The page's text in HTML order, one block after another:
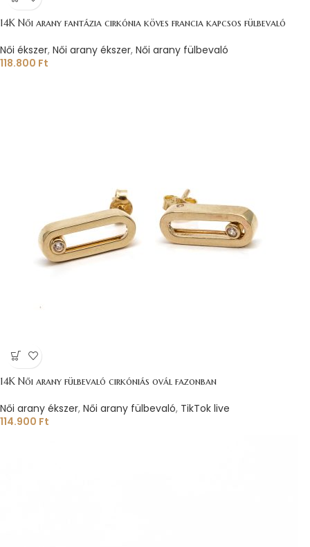
14K Női arany fantázia cirkónia köves francia kapcsos fülbevaló
Női ékszer, Női arany ékszer, Női arany fülbevaló
118.800 Ft
14K Női arany fülbevaló cirkóniás ovál fazonban
Női arany ékszer, Női arany fülbevaló, TikTok live
114.900 Ft